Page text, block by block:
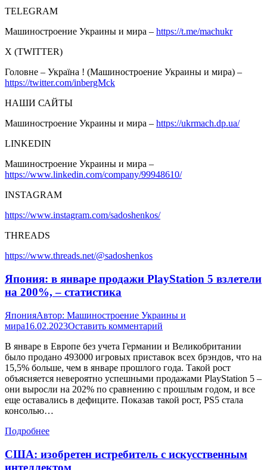
TELEGRAM
Машиностроение Украины и мира – https://t.me/machukr
Х (TWITTER)
Головне – Україна ! (Машиностроение Украины и мира) –
https://twitter.com/inbergMck
НАШИ САЙТЫ
Машиностроение Украины и мира – https://ukrmach.dp.ua/
LINKEDIN
Машиностроение Украины и мира –
https://www.linkedin.com/company/99948610/
INSTAGRAM
https://www.instagram.com/sadoshenkos/
THREADS
https://www.threads.net/@sadoshenkos
Япония: в январе продажи PlayStation 5 взлетели
на 200%, – статистика
ЯпонияАвтор: Машиностроение Украины и
мира16.02.2023Оставить комментарий
В январе в Европе без учета Германии и Великобритании
было продано 493000 игровых приставок всех брэндов, что на
15,5% больше, чем в январе прошлого года. Такой рост
объясняется невероятно успешными продажами PlayStation 5 –
они выросли на 202% по сравнению с прошлым годом, и все
еще оставались в дефиците. Показав такой рост, PS5 стала
консолью…
Подробнее
США: изобретен истребитель с искусственным
интеллектом